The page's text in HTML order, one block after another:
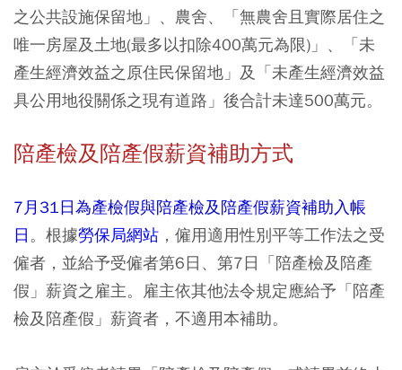
之公共設施保留地」、農舍、「無農舍且實際居住之
唯一房屋及土地(最多以扣除400萬元為限)」、「未
產生經濟效益之原住民保留地」及「未產生經濟效益
具公用地役關係之現有道路」後合計未達500萬元。
陪產檢及陪產假薪資補助方式
7月31日為產檢假與陪產檢及陪產假薪資補助入帳
日。根據勞保局網站 ，僱用適用性別平等工作法之受
僱者，並給予受僱者第6日、第7日「陪產檢及陪產
假」薪資之雇主。雇主依其他法令規定應給予「陪產
檢及陪產假」薪資者，不適用本補助。